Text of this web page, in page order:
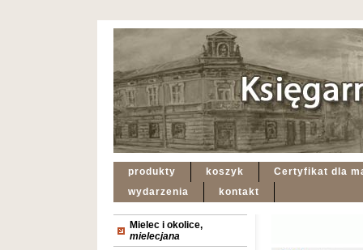
produkty koszyk
Certyfikat dla
wydarzenia
kontakt
Mielec i okolice,
mielecjana